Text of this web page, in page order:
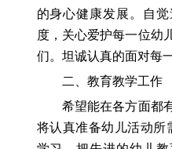
的身心健康发展。自
度，关心爱护每一位幼
们。坦诚认真的面对每
二、教育教学工作
希望能在各方面都有
将认真准备幼儿活动所